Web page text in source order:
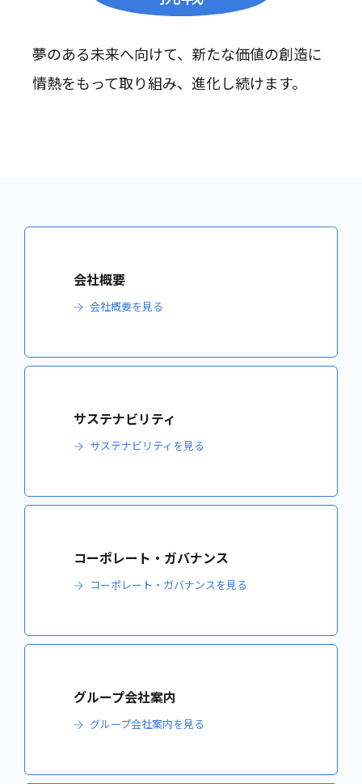
夢のある未来へ向けて、新たな価値の創造に
情熱をもって取り組み、進化し続けます。
会社概要
会社概要を見る
サステナビリティ
サステナビリティを見る
コーポレート・ガバナンス
コーポレート・ガバナンスを見る
グループ会社案内
グループ会社案内を見る